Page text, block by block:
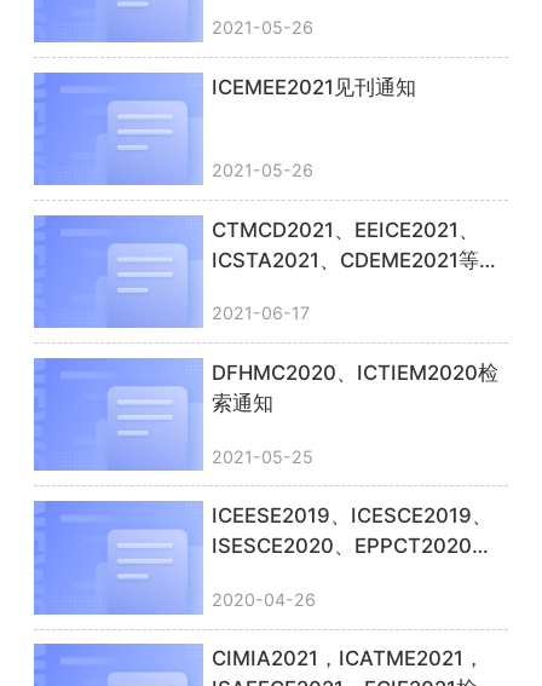
2021-05-26
ICEMEE2021见刊通知
2021-05-26
CTMCD2021、EEICE2021、
ICSTA2021、CDEME2021等见
2021-06-17
DFHMC2020、ICTIEM2020检
索通知
2021-05-25
ICEESE2019、ICESCE2019、
ISESCE2020、EPPCT2020见
2020-04-26
CIMIA2021，ICATME2021，